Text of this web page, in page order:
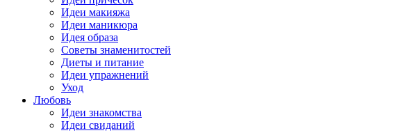
Идеи макияжа
Идеи маникюра
Идея образа
Советы знаменитостей
Диеты и питание
Идеи упражнений
Уход
Любовь
Идеи знакомства
Идеи свиданий